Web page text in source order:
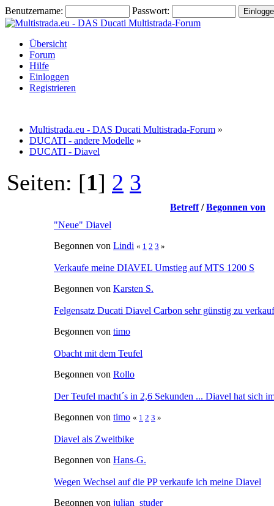
Benutzername: Passwort:
Übersicht
Forum
Hilfe
Einloggen
Registrieren
Multistrada.eu - DAS Ducati Multistrada-Forum »
DUCATI - andere Modelle »
DUCATI - Diavel
Seiten: [1] 2 3
Betreff/Begonnen von
"Neue" Diavel
Begonnen von Lindi « 1 2 3 »
Verkaufe meine DIAVEL Umstieg auf MTS 1200 S
Begonnen von Karsten S.
Felgensatz Ducati Diavel Carbon sehr günstig zu
Begonnen von timo
Obacht mit dem Teufel
Begonnen von Rollo
Der Teufel macht´s in 2,6 Sekunden ... Diavel hat sich
Begonnen von timo « 1 2 3 »
Diavel als Zweitbike
Begonnen von Hans-G.
Wegen Wechsel auf die PP verkaufe ich meine Diavel
Begonnen von julian_studer